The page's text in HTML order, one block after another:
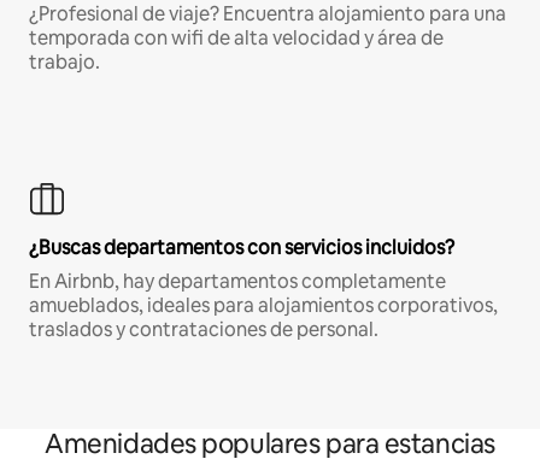
¿Profesional de viaje? Encuentra alojamiento para una
temporada con wifi de alta velocidad y área de
trabajo.
¿Buscas departamentos con servicios incluidos?
En Airbnb, hay departamentos completamente
amueblados, ideales para alojamientos corporativos,
traslados y contrataciones de personal.
Amenidades populares para estancias